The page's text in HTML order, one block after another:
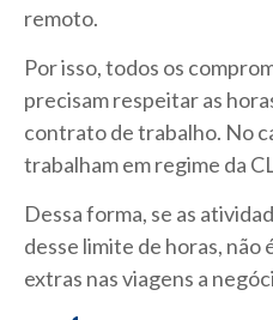
remoto.
Por isso, todos os
precisam respeitar as
contrato de trabalho. No
trabalham em regime da
Dessa forma, se as
desse limite de horas, não
extras nas viagens a